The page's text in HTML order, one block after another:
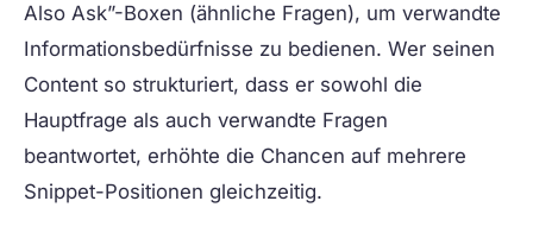
Also Ask”-Boxen (ähnliche Fragen), um verwandte
Informationsbedürfnisse zu bedienen. Wer seinen
Content so strukturiert, dass er sowohl die
Hauptfrage als auch verwandte Fragen
beantwortet, erhöhte die Chancen auf mehrere
Snippet-Positionen gleichzeitig.